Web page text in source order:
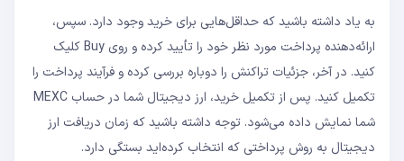
به یاد داشته باشید که حداقل‌هایی برای خرید وجود دارد. سپس،
ارائه‌دهنده پرداخت مورد نظر خود را تأیید کرده و روی Buy کلیک
کنید. در آخر، جزئیات تراکنش را دوباره بررسی کرده و فرآیند پرداخت را
تکمیل کنید. پس از تکمیل خرید، ارز دیجیتال شما در حساب MEXC
شما نمایش داده می‌شود. توجه داشته باشید که زمان دریافت ارز
دیجیتال به روش پرداختی که انتخاب کرده‌اید بستگی دارد.